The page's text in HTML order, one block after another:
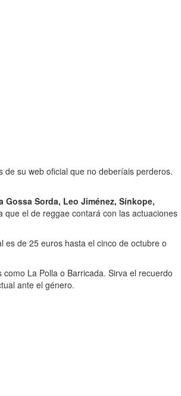
su web oficial que no deberíais perderos.
Sorda, Leo Jiménez, Sínkope,
el de reggae contará con las actuaciones
es de 25 euros hasta el cinco de octubre o
La Polla o Barricada. Sirva el recuerdo
ante el género.